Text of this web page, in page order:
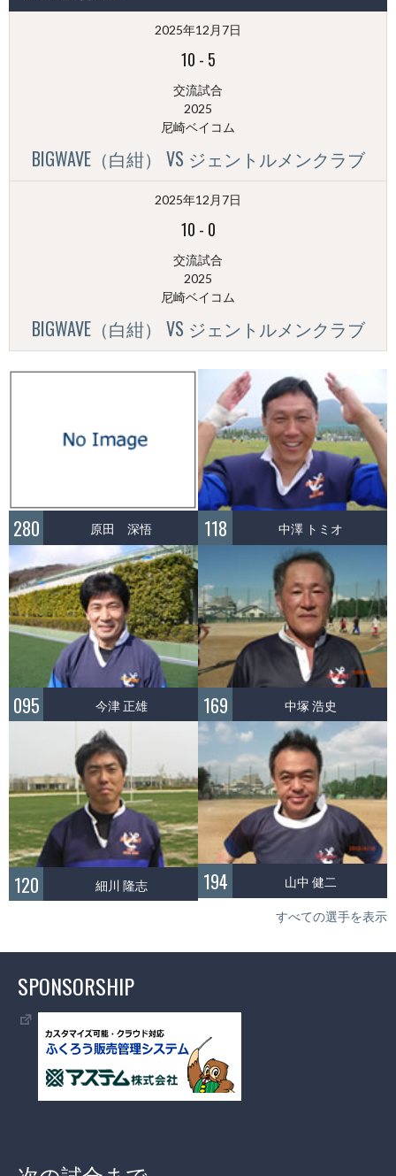
（月
2025年12月7日
10 - 5
交流試合
2025
尼崎ベイコム
BIGWAVE（白紺） VS ジェントルメンクラブ
2025年12月7日
10 - 0
交流試合
2025
尼崎ベイコム
BIGWAVE（白紺） VS ジェントルメンクラブ
280 原田 深悟 118 中澤 トミオ
095 今津 正雄 169 中塚 浩史
120 細川 隆志 194 山中 健二
すべての選手を表示
SPONSORSHIP